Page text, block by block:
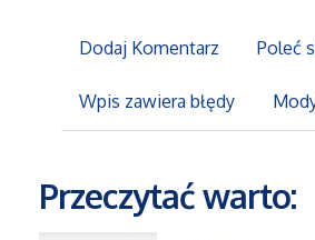
Maszyny
Narzędzia
Dodaj Komentarz Poleć
Wpis zawiera błędy
Przeczytać warto: